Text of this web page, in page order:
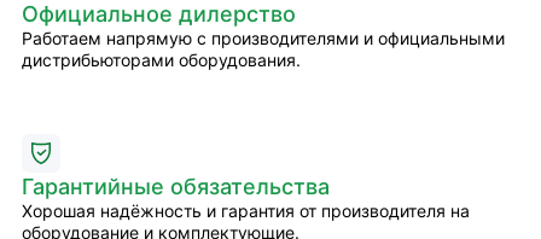
Официальное дилерство
Работаем напрямую с производителями и официальными
дистрибьюторами оборудования.
Гарантийные обязательства
Хорошая надёжность и гарантия от производителя на
оборудование и комплектующие.